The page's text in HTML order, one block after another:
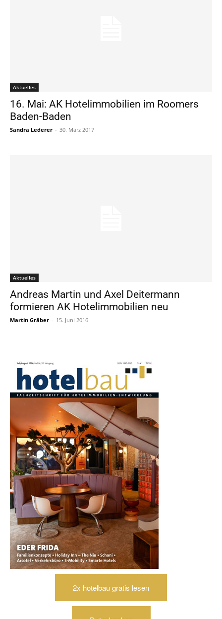
Aktuelles
16. Mai: AK Hotelimmobilien im Roomers
Baden-Baden
Sandra Lederer - 30. März 2017
Aktuelles
Andreas Martin und Axel Deitermann
formieren AK Hotelimmobilien neu
Martin Gräber - 15. Juni 2016
2x hotelbau gratis lesen